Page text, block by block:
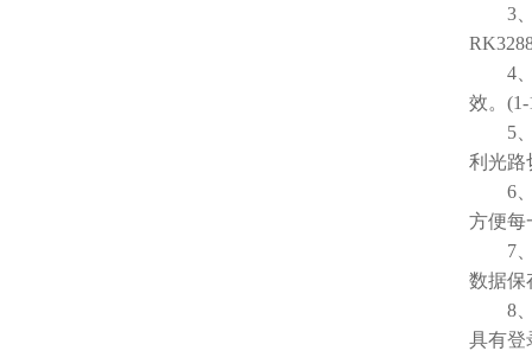
3、
4、
效。(1-
5、
利光路
6、
方便每
7、
数据保
8、
具有登